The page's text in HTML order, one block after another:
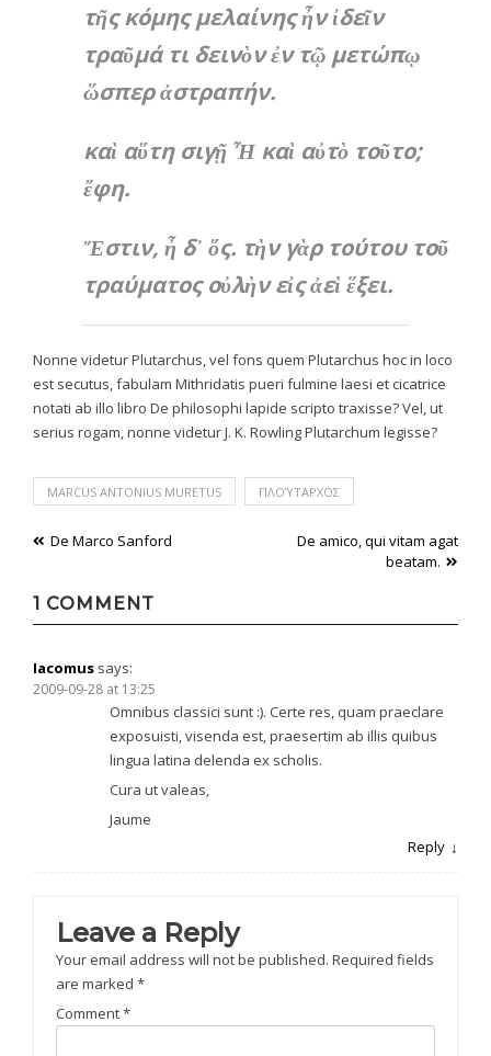
τῆς κόμης μελαίνης ἦν ἰδεῖν
τραῦμά τι δεινὸν ἐν τῷ μετώπῳ
ὥσπερ ἀστραπήν.
καὶ αὕτη σιγῇ Ἦ καὶ αὐτὸ τοῦτο;
ἔφη.
Ἔστιν, ἦ δ᾽ ὅς. τὴν γὰρ τούτου τοῦ
τραύματος οὐλὴν εἰς ἀεὶ ἕξει.
Nonne videtur Plutarchus, vel fons quem Plutarchus hoc in loco
est secutus, fabulam Mithridatis pueri fulmine laesi et cicatrice
notati ab illo libro De philosophi lapide scripto traxisse? Vel, ut
serius rogam, nonne videtur J. K. Rowling Plutarchum legisse?
MARCUS ANTONIUS MURETUS ΠΛΟΎΤΑΡΧΟΣ
Post
De Marco Sanford
De amico, qui vitam agat
beatam.
1 COMMENT
Iacomus says:
2009-09-28 at 13:25
Omnibus classici sunt :). Certe res, quam praeclare
exposuisti, visenda est, praesertim ab illis quibus
lingua latina delenda ex scholis.
Cura ut valeas,
Jaume
Reply
Leave a Reply
Your email address will not be published. Required fields
are marked *
Comment*